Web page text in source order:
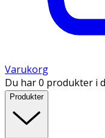
Varukorg
Du har 0 produkter i
Produkter